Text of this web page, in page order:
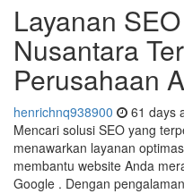
Layanan
Nusantara
Perusahaan
henrichnq938900 61 days
Mencari solusi SEO yang
menawarkan layanan
membantu website Anda
Google . Dengan pengalaman